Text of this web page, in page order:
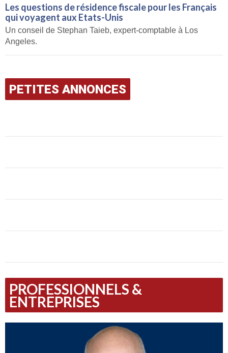
Les questions de résidence fiscale pour les Français
qui voyagent aux Etats-Unis
Un conseil de Stephan Taieb, expert-comptable à Los
Angeles.
PETITES ANNONCES
PROFESSIONNELS &
ENTREPRISES